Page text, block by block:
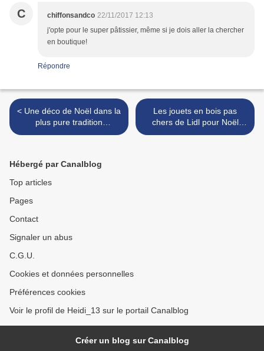
C chiffonsandco 22/11/2017 12:13
j'opte pour le super pâtissier, même si je dois aller la chercher
en boutique!
Répondre
< Une déco de Noël dans la
plus pure tradition
scandinave
Les jouets en bois pas
chers de Lidl pour Noël
2017 (nouvel arrivage !) >
Hébergé par Canalblog
Top articles
Pages
Contact
Signaler un abus
C.G.U.
Cookies et données personnelles
Préférences cookies
Voir le profil de Heidi_13 sur le portail Canalblog
Créer un blog sur Canalblog